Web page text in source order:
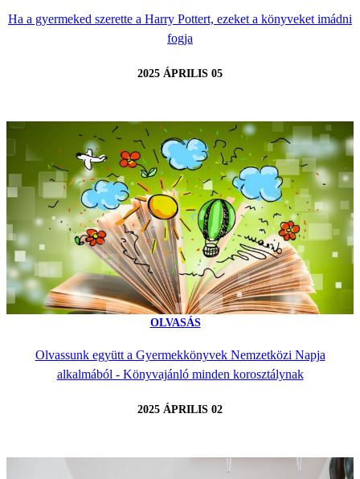
Ha a gyermeked szerette a Harry Pottert, ezeket a könyveket imádni
fogja
2025 ÁPRILIS 05
OLVASÁS
Olvassunk együtt a Gyermekkönyvek Nemzetközi Napja
alkalmából - Könyvajánló minden korosztálynak
2025 ÁPRILIS 02